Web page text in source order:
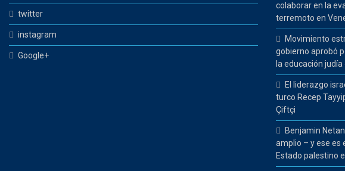
twitter
instagram
Google+
colaborar en la
terremoto en
Movimiento
gobierno aprobó
la educación judía
El liderazgo
turco Recep
Çiftçi
Benjamin
amplio – y ese es
Estado palestino